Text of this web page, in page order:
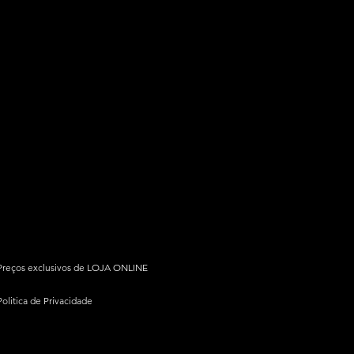
exclusivos de LOJA ONLINE
de Privacidade